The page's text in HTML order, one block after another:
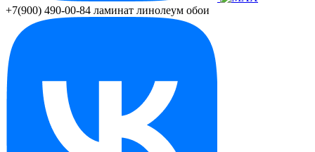
+7(900) 490-00-84 ламинат линолеум обои